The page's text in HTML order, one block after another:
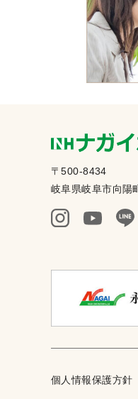
〒500-8434
岐阜県岐阜市向陽
個人情報保護方針